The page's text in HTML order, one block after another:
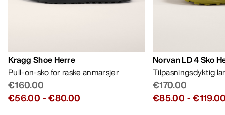
Kragg Shoe Herre
Pull-on-sko for raske anmarsjer
€160.00
€56.00 -€80.00
Norvan LD 4 Sko
Tilpasningsdyktig
€170.00
€85.00 -